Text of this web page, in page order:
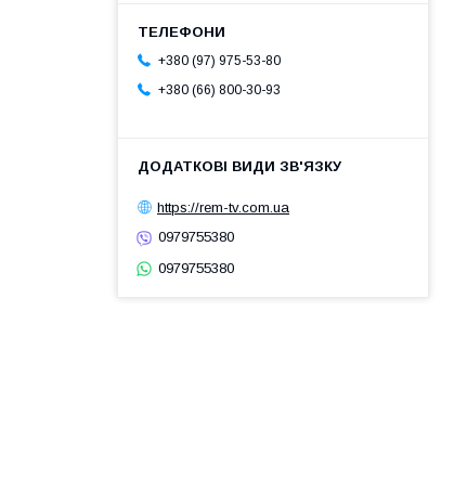
+380 (97) 975-53-80
+380 (66) 800-30-93
https://rem-tv.com.ua
0979755380
0979755380